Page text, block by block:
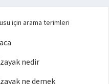
için arama terimleri
nedir
ne demek